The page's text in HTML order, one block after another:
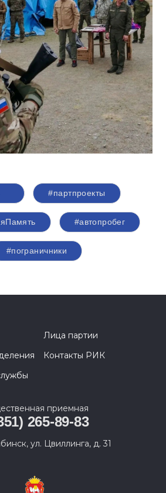
#партпроекты
#автопробег
#пограничники
Лица партии
Контакты РИК
приемная
265-89-83
ул. Цвиллинга, д. 31